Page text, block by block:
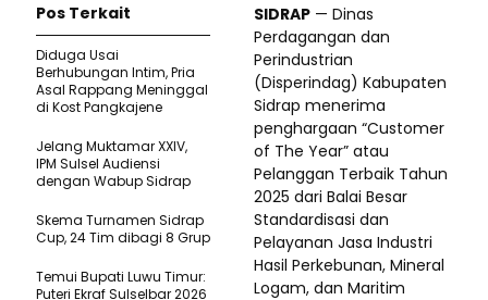
SIDRAP — Dinas
Perdagangan dan
Perindustrian
(Disperindag) Kabupaten
Sidrap menerima
penghargaan “Customer
of The Year” atau
Pelanggan Terbaik Tahun
2025 dari Balai Besar
Standardisasi dan
Pelayanan Jasa Industri
Hasil Perkebunan, Mineral
Logam, dan Maritim
Pos Terkait
Diduga Usai
Berhubungan Intim, Pria
Asal Rappang Meninggal
di Kost Pangkajene
Jelang Muktamar XXIV,
IPM Sulsel Audiensi
dengan Wabup Sidrap
Skema Turnamen Sidrap
Cup, 24 Tim dibagi 8 Grup
Temui Bupati Luwu Timur:
Puteri Ekraf Sulselbar 2026